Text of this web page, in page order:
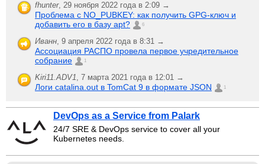
fhunter, 29 ноября 2022 года в 2:09 →
Проблема с NO_PUBKEY: как получить GPG-ключ и
добавить его в базу apt?
6
Иванн, 9 апреля 2022 года в 8:31 →
Ассоциация РАСПО провела первое учредительное
собрание
1
Kiri11.ADV1, 7 марта 2021 года в 12:01 →
Логи catalina.out в TomCat 9 в формате JSON 1
DevOps as a Service from Palark
24/7 SRE & DevOps service to cover all your
Kubernetes needs.